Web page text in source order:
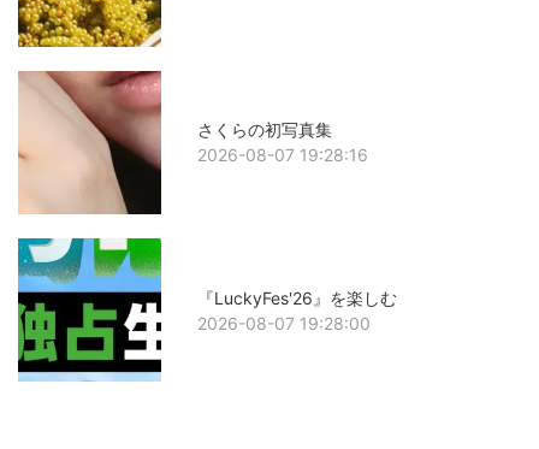
さくらの初写真集
2026-08-07 19:28:16
『LuckyFes'26』を楽しむ
2026-08-07 19:28:00